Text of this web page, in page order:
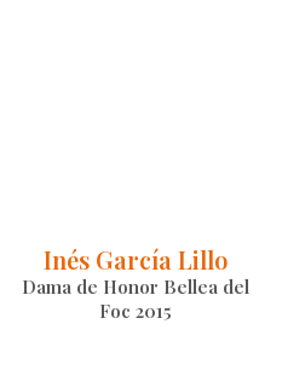
Inés García Lillo
Dama de Honor Bellea del
Foc 2015